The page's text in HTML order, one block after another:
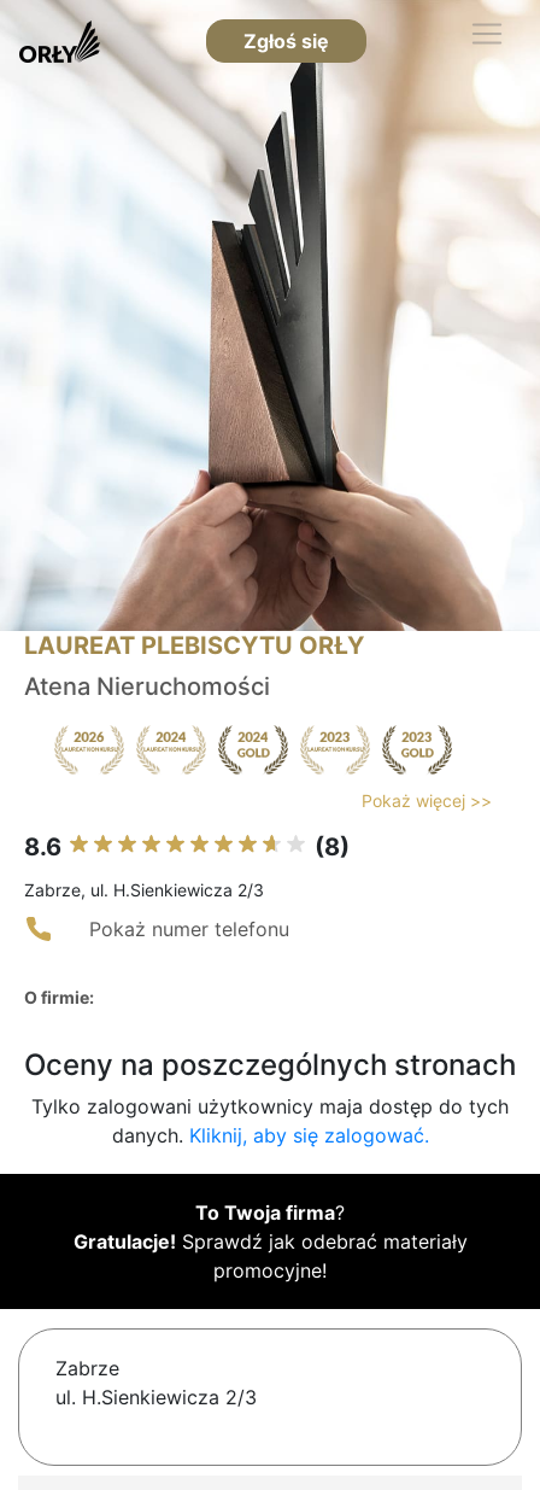
Zgłoś się
LAUREAT PLEBISCYTU ORŁY
Atena Nieruchomości
Pokaż więcej >>
8.6 (8)
Zabrze, ul. H.Sienkiewicza 2/3
Pokaż numer telefonu
O firmie:
Oceny na poszczególnych stronach
Tylko zalogowani użytkownicy maja dostęp do tych
danych. Kliknij, aby się zalogować.
To Twoja firma?
Gratulacje! Sprawdź jak odebrać materiały
promocyjne!
Zabrze
ul. H.Sienkiewicza 2/3